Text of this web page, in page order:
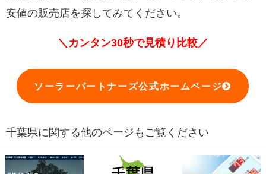
安値の販売店を探してみてください。
＼カンタン30秒で見積り比較／
ソーラーパートナーズ公式ホームページ
千葉県に関する他のページもご覧ください